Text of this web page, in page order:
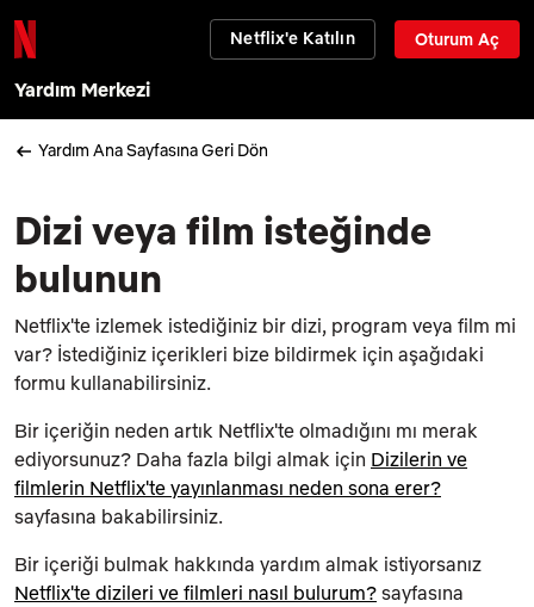
Netflix'e Katılın Oturum Aç
Yardım Merkezi
Yardım Ana Sayfasına Geri Dön
Dizi veya film isteğinde
bulunun
Netflix'te izlemek istediğiniz bir dizi, program veya film mi
var? İstediğiniz içerikleri bize bildirmek için aşağıdaki
formu kullanabilirsiniz.
Bir içeriğin neden artık Netflix'te olmadığını mı merak
ediyorsunuz? Daha fazla bilgi almak için Dizilerin ve
filmlerin Netflix'te yayınlanması neden sona erer?
sayfasına bakabilirsiniz.
Bir içeriği bulmak hakkında yardım almak istiyorsanız
Netflix'te dizileri ve filmleri nasıl bulurum? sayfasına